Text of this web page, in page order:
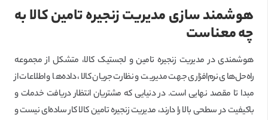
هوشمند سازی مدیریت زنجیره تامین کالا به
چه معناست
هوشمندی در مدیریت زنجیره تامین و لجستیک کالا، متشکل از مجموعه
راه‌حل‌های نرم‌افزاری جهت مدیریت و نظارت جریان کالا، داده‌ها و اطلاعات از
مبدا تا مقصد نهایی است. در دنیایی که مشتریان انتظار دریافت خدمات و
باکیفیت در سطحی بالا را دارند، مدیریت زنجیره تامین کالا کار ساده‌ای نیست و